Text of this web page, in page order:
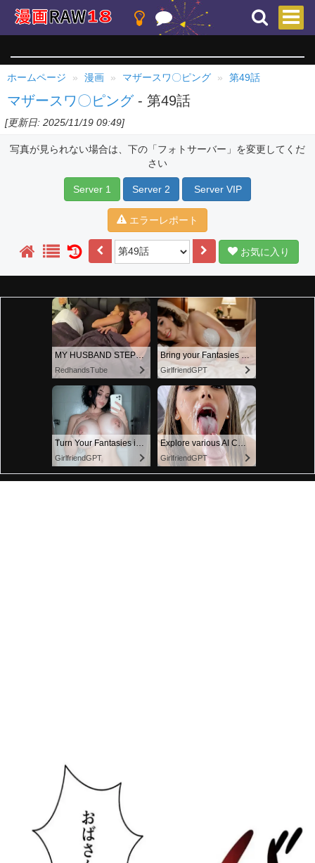
ホームページ 漫画 マザースワ〇ピング 第49話
マザースワ〇ピング - 第49話
[更新日: 2025/11/19 09:49]
写真が見られない場合は、下の「フォトサーバー」を変更してくだ
さい
Server 1 Server 2 Server VIP
エラーレポート
1 お気に入り